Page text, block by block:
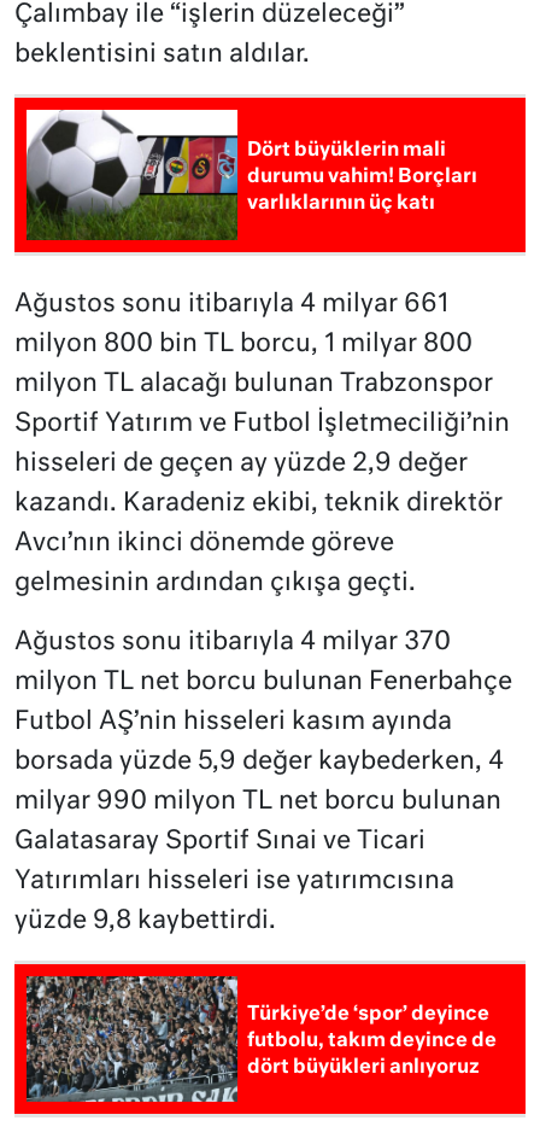
Çalımbay ile “işlerin düzeleceği”
beklentisini satın aldılar.
Dört büyüklerin mali
durumu vahim! Borçları
varlıklarının üç katı
Ağustos sonu itibarıyla 4 milyar 661
milyon 800 bin TL borcu, 1 milyar 800
milyon TL alacağı bulunan Trabzonspor
Sportif Yatırım ve Futbol İşletmeciliği’nin
hisseleri de geçen ay yüzde 2,9 değer
kazandı. Karadeniz ekibi, teknik direktör
Avcı’nın ikinci dönemde göreve
gelmesinin ardından çıkışa geçti.
Ağustos sonu itibarıyla 4 milyar 370
milyon TL net borcu bulunan Fenerbahçe
Futbol AŞ’nin hisseleri kasım ayında
borsada yüzde 5,9 değer kaybederken, 4
milyar 990 milyon TL net borcu bulunan
Galatasaray Sportif Sınai ve Ticari
Yatırımları hisseleri ise yatırımcısına
yüzde 9,8 kaybettirdi.
Türkiye’de ‘spor’ deyince
futbolu, takım deyince de
dört büyükleri anlıyoruz